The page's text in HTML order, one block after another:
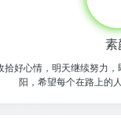
素
拾好心情，明天继续努力
阳，希望每个在路上的